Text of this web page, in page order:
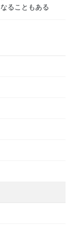
ることもある